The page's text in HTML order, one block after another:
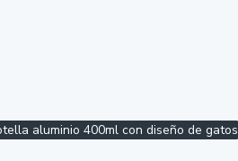
aluminio 400ml con diseño de gatos